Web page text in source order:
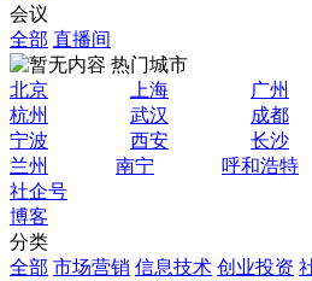
会议
全部 直播间
热门城市
北京
上海 广州
杭州
武汉 成都
宁波
西安 长沙
兰州
南宁 呼和浩特
社企号
博客
分类
全部 市场营销 信息技术 创业投资